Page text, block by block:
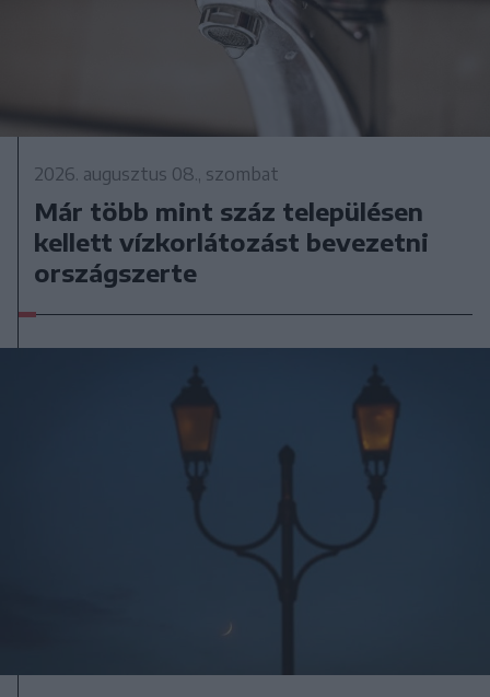
2026. augusztus 08., szombat
Már több mint száz településen
kellett vízkorlátozást bevezetni
országszerte